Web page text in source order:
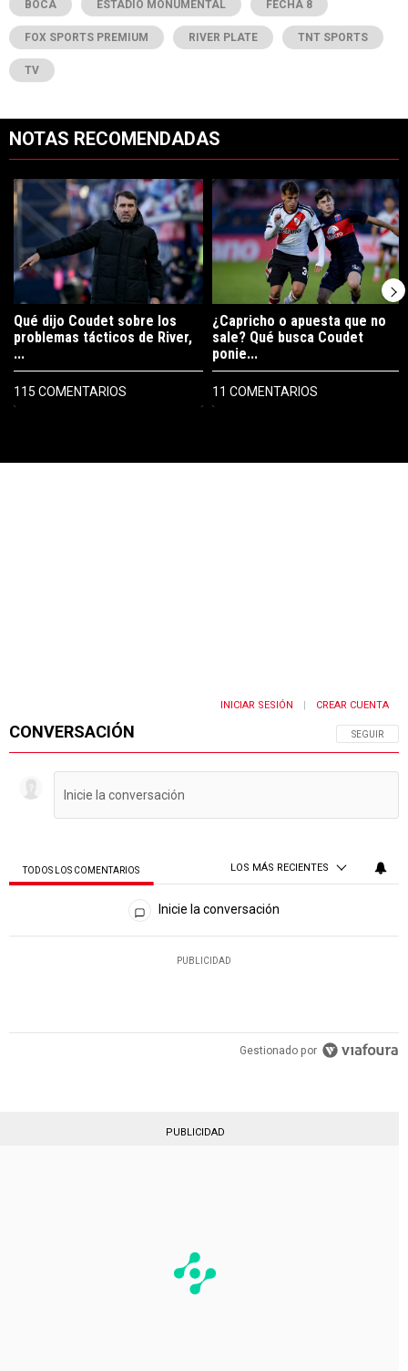
BOCA ESTADIO MONUMENTAL FECHA 8
FOX SPORTS PREMIUM RIVER PLATE TNT SPORTS
TV
NOTAS RECOMENDADAS
Un artículo de tendencia con el título "Qué dijo Coudet sobre los
Qué dijo Coudet sobre los
problemas tácticos de River,
...
115 COMENTARIOS
Un artículo de tendencia con el
¿Capricho o apuesta que no
sale? Qué busca Coudet
ponie...
11 COMENTARIOS
CONVERSACIÓN SIGA ESTA
SEGUIR
INICIAR SESIÓN CREAR CUENTA
TODOS LOS COMENTARIOS LOS MÁS RECIENTES
Todos los comentarios
Inicie la conversación
PUBLICIDAD
Gestionado por
PUBLICIDAD